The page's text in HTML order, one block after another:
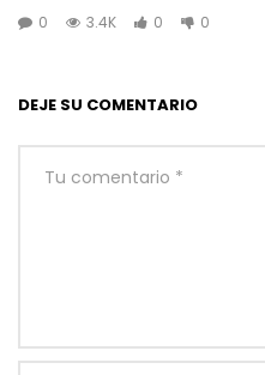
0 3.4K 0 0
DEJE SU COMENTARIO